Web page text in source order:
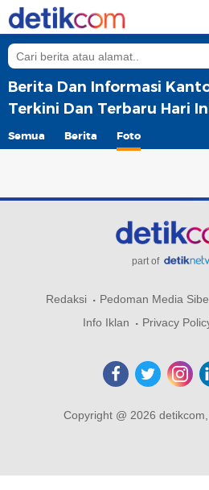
Berita Dan Informasi
Terkini Dan Terbaru Hari
Semua Berita Foto
part of
Redaksi Pedoman Media
Info Iklan
Privacy
Copyright @ 2026